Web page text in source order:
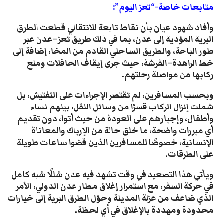
متابعات خاصة-“تعز اليوم”:
وأفاد شهود عيان بأن نقاط تابعة للانتقالي قطعت الطرق
البرية المؤدية إلى عدن، بما في ذلك طريق تعز–عدن عبر
طور الباحة، والطريق الساحلي القادم من المخا، إضافة إلى
خط الراهدة–الفرشة، حيث جرى إيقاف الحافلات ومنع
ركابها من مواصلة رحلتهم.
وبحسب المسافرين، لم تقتصر الإجراءات على التفتيش، بل
شملت إنزال الركاب قسرًا من وسائل النقل، بينهم نساء
وأطفال، وإجبارهم على العودة من حيث أتوا، دون تقديم
أي مبررات واضحة، ما خلق حالة من الإرباك والمعاناة
الإنسانية، خصوصًا للمسافرين الذين قضوا ساعات طويلة
على الطرقات.
ويأتي هذا التصعيد في وقت تشهد فيه عدن شللًا شبه كامل
في حركة السفر، مع استمرار إغلاق مطار عدن الدولي، الأمر
الذي ضاعف من عزلة المدينة وحوّل الطرق البرية إلى خيارات
محدودة ومهددة بالإغلاق في أي لحظة.